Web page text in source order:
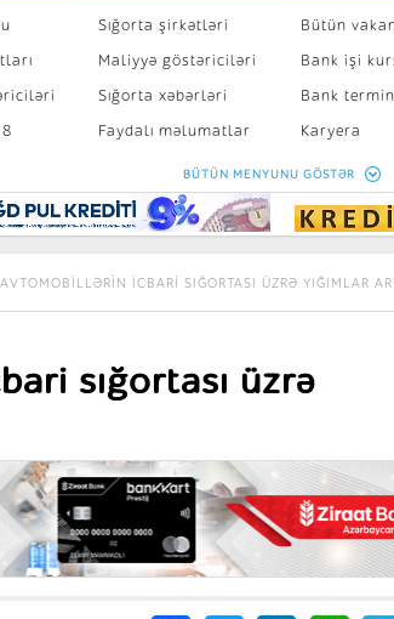
Sığorta şirkətləri
Maliyyə göstəriciləri
Sığorta xəbərləri
Faydalı məlumatlar
Sığorta kalkulyatoru
Bütün
Bank işi
Bank
Karyera
Peşakar
BÜTÜN MENYUNU GÖSTƏR
AVTOMOBILLƏRIN ICBARI SIĞORTASI ÜZRƏ YIĞIMLAR
sığortası üzrə